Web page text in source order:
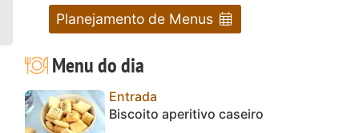
Planejamento de Menus
Menu do dia
Entrada
Biscoito aperitivo caseiro